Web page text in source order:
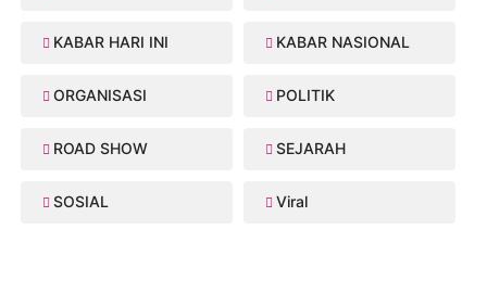
KABAR HARI INI KABAR NASIONAL
ORGANISASI POLITIK
ROAD SHOW SEJARAH
SOSIAL Viral